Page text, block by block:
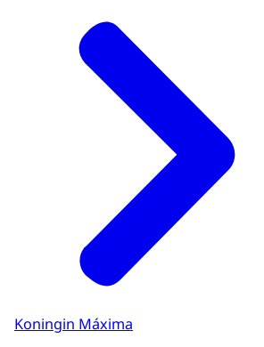
Koningin Máxima